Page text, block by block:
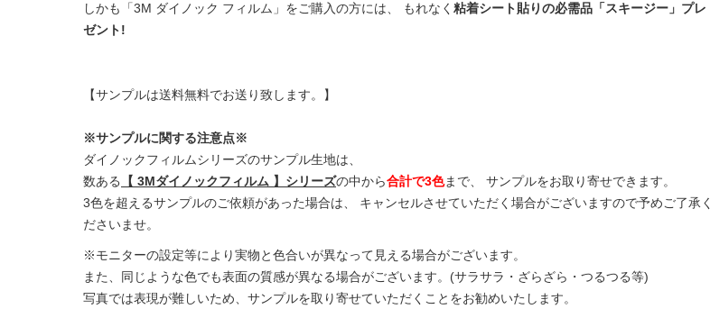
しかも「3M ダイノック フィルム」をご購入の方には、 もれなく 粘着シート貼りの必需品「スキージー」プレ
ゼント!
【サンプルは送料無料でお送り致します。】
※サンプルに関する注意点※
ダイノックフィルムシリーズのサンプル生地は、
数ある
【 3Mダイノックフィルム 】シリーズの中から合計で3色まで、 サンプルをお取り寄せできます。
3色を超えるサンプルのご依頼があった場合は、 キャンセルさせていただく場合がございますので予めご了承く
ださいませ。
※モニターの設定等により実物と色合いが異なって見える場合がございます。
また、同じような色でも表面の質感が異なる場合がございます。(サラサラ・ざらざら・つるつる等)
写真では表現が難しいため、サンプルを取り寄せていただくことをお勧めいたします。